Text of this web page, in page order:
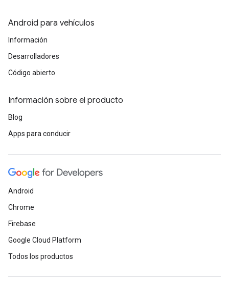
Android para vehículos
Información
Desarrolladores
Código abierto
Información sobre el producto
Blog
Apps para conducir
Android
Chrome
Firebase
Google Cloud Platform
Todos los productos